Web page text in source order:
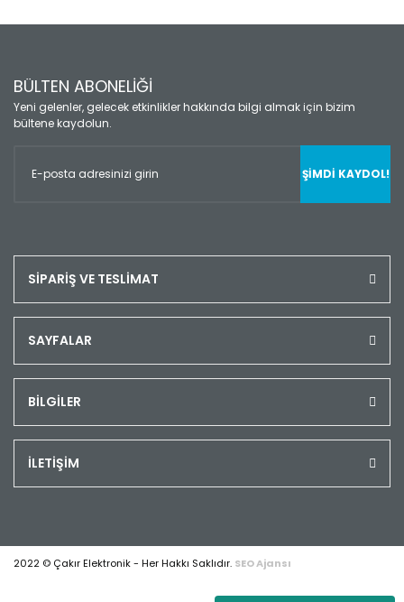
BÜLTEN ABONELİĞİ
Yeni gelenler, gelecek etkinlikler hakkında bilgi almak için bizim
bültene kaydolun.
ŞİMDİ KAYDOL!
SİPARİŞ VE TESLİMAT
SAYFALAR
BİLGİLER
İLETİŞİM
2022 © Çakır Elektronik - Her Hakkı Saklıdır. SEO Ajansı